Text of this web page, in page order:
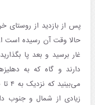
پس از بازدید از روستای
حالا وقت آن رسیده است
غار برسید و بعد پا
دارند و گاه که به
زیادی از شمال و جنوب